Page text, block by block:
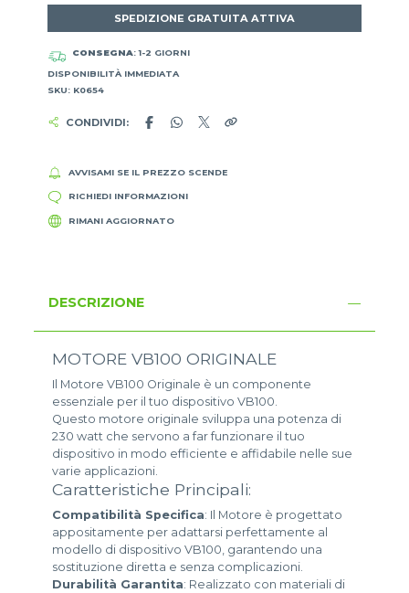
SPEDIZIONE GRATUITA ATTIVA
CONSEGNA: 1-2 GIORNI
DISPONIBILITÀ IMMEDIATA
SKU: K0654
CONDIVIDI:
AVVISAMI SE IL PREZZO SCENDE
RICHIEDI INFORMAZIONI
RIMANI AGGIORNATO
DESCRIZIONE
MOTORE VB100 ORIGINALE
Il Motore VB100 Originale è un componente
essenziale per il tuo dispositivo VB100.
Questo motore originale sviluppa una potenza di
230 watt che servono a far funzionare il tuo
dispositivo in modo efficiente e affidabile nelle sue
varie applicazioni.
Caratteristiche Principali:
Compatibilità Specifica: Il Motore è progettato
appositamente per adattarsi perfettamente al
modello di dispositivo VB100, garantendo una
sostituzione diretta e senza complicazioni.
Durabilità Garantita: Realizzato con materiali di